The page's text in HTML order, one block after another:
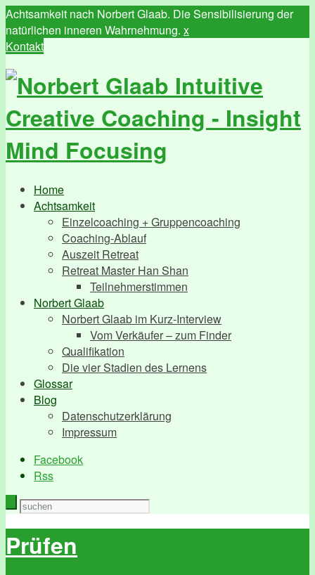
Achtsamkeit nach Norbert Glaab. Die Sensibilisierung der
natürlichen inneren Wahrnehmung. x
Kontakt
Home
Achtsamkeit
Einzelcoaching + Gruppencoaching
Coaching-Ablauf
Auszeit Retreat
Retreat Master Han Shan
Teilnehmerstimmen
Norbert Glaab
Norbert Glaab im Kurz-Interview
Vom Verkäufer – zum Finder
Qualifikation
Die vier Stadien des Lernens
Glossar
Blog
Datenschutzerklärung
Impressum
Facebook
Rss
Prüfen